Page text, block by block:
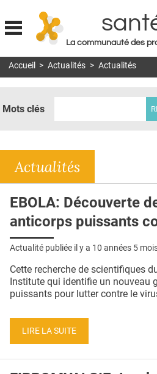
Jump to
La communauté des
MON COMPTE
DOSSIERS
RÉSEAUX
E-REVUE SAD
QUI SOMMES-NOUS ?
CONDITIONS GÉNÉRALES
Accueil > Actualités > Actualités
Mots clés
Actualités
EBOLA: Découverte
anticorps puissants
Actualité publiée il y a 10 années 5
Cette recherche de scientifiques
Institute qui identifie un nouveau
puissants pour lutter contre le
LIRE LA SUITE